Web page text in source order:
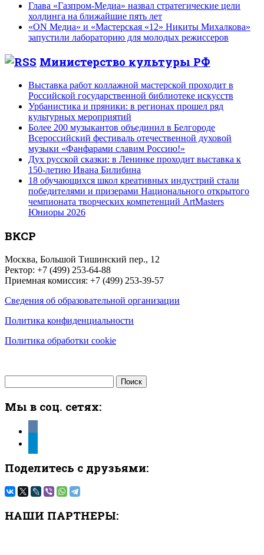
Глава «Газпром-Медиа» назвал стратегические цели
холдинга на ближайшие пять лет
«ON Медиа» и «Мастерская «12» Никиты Михалкова»
запустили лабораторию для молодых режиссеров
Министерство культуры РФ
Выставка работ коллажной мастерской проходит в
Российской государственной библиотеке искусств
Урбанистика и пряники: в регионах прошел ряд
культурных мероприятий
Более 200 музыкантов объединил в Белгороде
Всероссийский фестиваль отечественной духовой
музыки «Фанфарами славим Россию!»
Дух русской сказки: в Ленинке проходит выставка к
150-летию Ивана Билибина
18 обучающихся школ креативных индустрий стали
победителями и призерами Национального открытого
чемпионата творческих компетенций ArtMasters
Юниоры 2026
ВКСР
Москва, Большой Тишинский пер., 12
Ректор: +7 (499) 253-64-88
Приемная комиссия: +7 (499) 253-39-57
Сведения об образовательной организации
Политика конфиденциальности
Политика обработки cookie
Мы в соц. сетях:
Поделитесь с друзьями:
НАШИ ПАРТНЕРЫ: